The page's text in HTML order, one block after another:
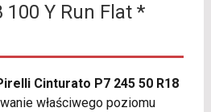
100 Y Run Flat *
Cinturato P7 245 50 R18
właściwego poziomu